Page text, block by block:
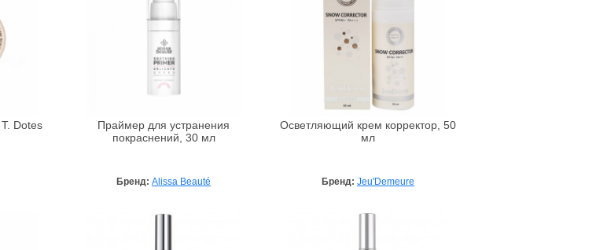
Dotes
Праймер для устранения
покраснений, 30 мл
Бренд: Alissa Beauté
Осветляющий крем корректор, 50
мл
Бренд: Jeu'Demeure